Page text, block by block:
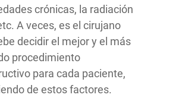
crónicas, la radiación
A veces, es el cirujano
decidir el mejor y el más
procedimiento
para cada paciente,
de estos factores.